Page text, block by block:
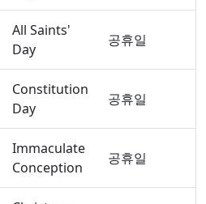
All Saints'
Day
공휴일
Constitution
Day
공휴일
Immaculate
Conception
공휴일